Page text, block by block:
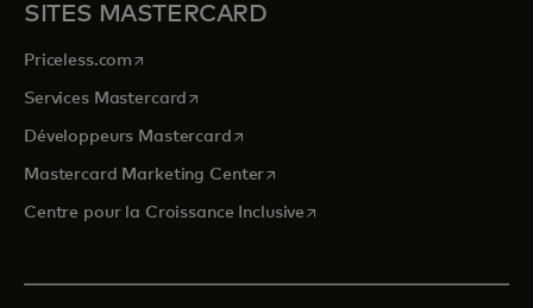
SITES MASTERCARD
Priceless.com s’ouvre dans un nouvel onglet
Services Mastercard s’ouvre dans un nouvel onglet
Développeurs Mastercards’ouvre dans un nouvel onglet
Mastercard Marketing Centers’ouvre dans un nouvel onglet
Centre pour la Croissance Inclusive s’ouvre dans un nouvel